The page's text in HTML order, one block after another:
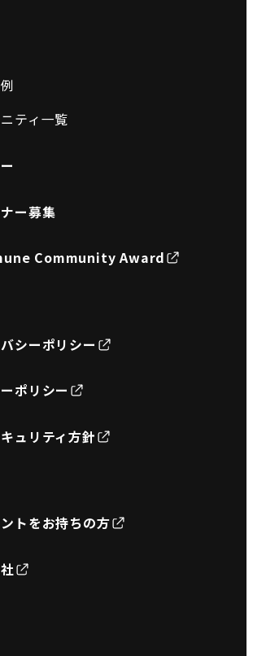
ティ一覧
ー募集
Community Award
シーポリシー
ポリシー
ュリティ方針
トをお持ちの方